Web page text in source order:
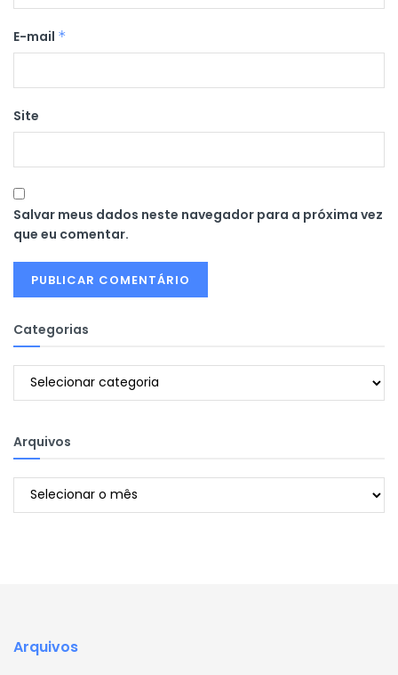
E-mail *
Site
Salvar meus dados neste navegador para a próxima vez
que eu comentar.
Categorias
Categorias
Arquivos
Arquivos
Arquivos